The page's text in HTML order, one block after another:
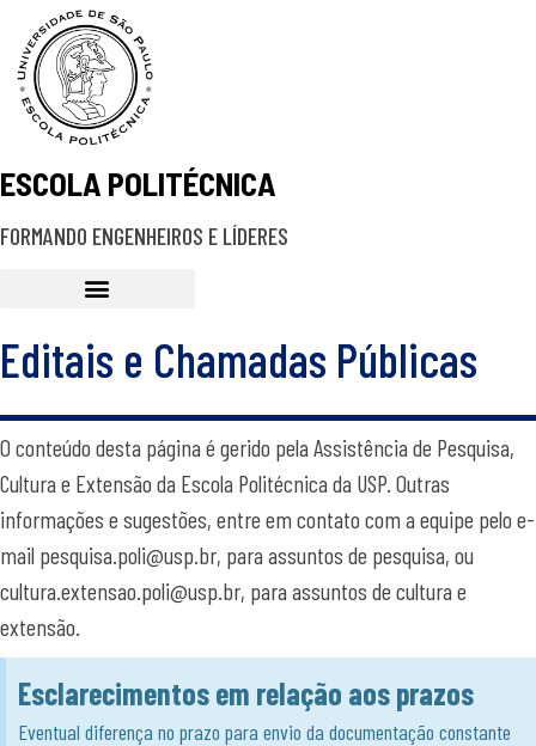
content
ESCOLA POLITÉCNICA
FORMANDO ENGENHEIROS E LÍDERES
Editais e Chamadas Públicas
O conteúdo desta página é gerido pela Assistência de Pesquisa,
Cultura e Extensão da Escola Politécnica da USP. Outras
informações e sugestões, entre em contato com a equipe pelo e-
mail pesquisa.poli@usp.br, para assuntos de pesquisa, ou
cultura.extensao.poli@usp.br, para assuntos de cultura e
extensão.
Esclarecimentos em relação aos prazos
Eventual diferença no prazo para envio da documentação constante